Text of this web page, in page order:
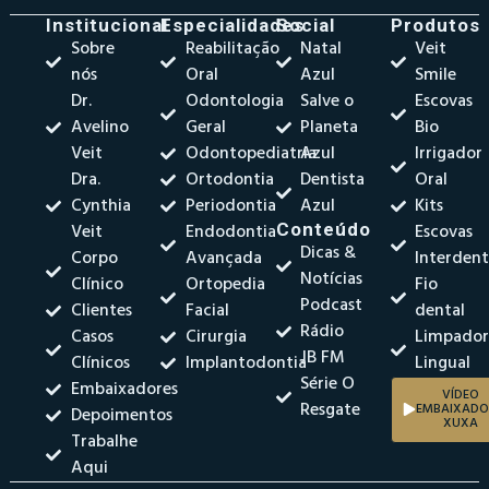
Institucional
Sobre
nós
Dr.
Avelino
Veit
Dra.
Cynthia
Veit
Corpo
Clínico
Clientes
Casos
Clínicos
Embaixadores
Depoimentos
Trabalhe
Aqui
Especialidades
Reabilitação
Oral
Odontologia
Geral
Odontopediatria
Ortodontia
Periodontia
Endodontia
Avançada
Ortopedia
Facial
Cirurgia
Implantodontia
Social
Natal
Azul
Salve o
Planeta
Azul
Dentista
Azul
Conteúdo
Dicas &
Notícias
Podcast
Rádio
JB FM
Série O
Resgate
Produtos
Veit
Smile
Escovas
Bio
Irrigador
Oral
Kits
Escovas
Fio
dental
Limpador
Lingual
VÍDEO
XUXA